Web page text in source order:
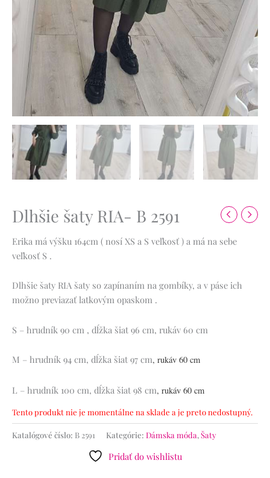
Dlhšie šaty RIA- B 2591
Erika má výšku 164cm ( nosí XS a S veľkosť ) a má na sebe
veľkosť S .
Dlhšie šaty RIA šaty so zapínaním na gombíky, a v páse ich
možno previazať latkovým opaskom .
S – hrudník 90 cm , dĺžka šiat 96 cm, rukáv 60 cm
M – hrudník 94 cm, dĺžka šiat 97 cm, rukáv 60 cm
L – hrudník 100 cm, dĺžka šiat 98 cm, rukáv 60 cm
Tento produkt nie je momentálne na sklade a je preto nedostupný.
Katalógové číslo: B 2591 Kategórie: Dámska móda,Šaty
Pridať do wishlistu